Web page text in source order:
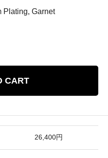
Plating, Garnet
CART
26,400円